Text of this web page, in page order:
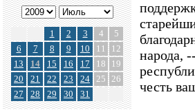
1 2 3 4
5
6
7 8 9 10 11
12
13
14 15 16 17 18
19
20
21 22 23 24 25 26
27
28 29 30 31
народа,
честь